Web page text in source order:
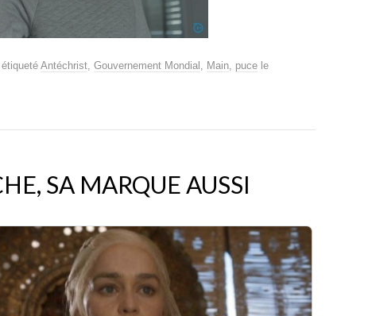
Antéchrist, Gouvernement Mondial , Main, puce le
SA MARQUE AUSSI